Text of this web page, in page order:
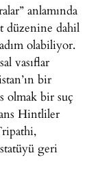
anlamında
düzenine dahil
olabiliyor.
vasıflar
bir
olmak bir suç
Hintliler
geri